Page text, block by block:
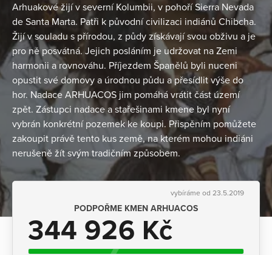
Arhuakové žijí v severní Kolumbii, v pohoří Sierra Nevada
de Santa Marta. Patři k původní civilizaci indiánů Chibcha.
Žijí v souladu s přírodou, z půdy získávají svou obživu a je
pro ně posvátná. Jejich posláním je udržovat na Zemi
harmonii a rovnováhu. Příjezdem Španělů byli nuceni
opustit své domovy a úrodnou půdu a přesídlit výše do
hor. Nadace ARHUACOS jim pomáhá vrátit část území
zpět. Zástupci nadace a stařešinami kmene byl nyní
vybrán konkrétní pozemek ke koupi. Přispěním pomůžete
zakoupit právě tento kus země, na kterém mohou indiáni
nerušeně žít svým tradičním způsobem.
vybíráme od 23.5.2019
PODPOŘME KMEN ARHUACOS
344 926 Kč